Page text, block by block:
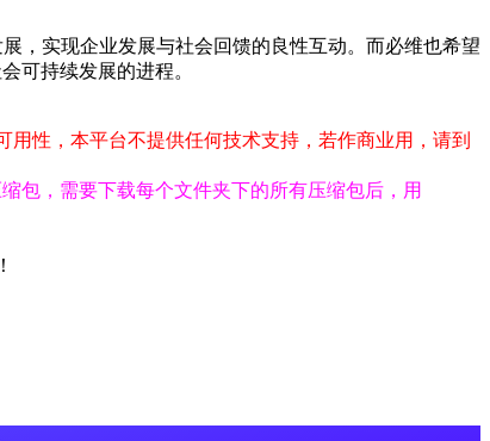
，实现企业发展与社会回馈的良性互动。而必维也希望
可持续发展的进程。
性，本平台不提供任何技术支持，若作商业用，请到
包，需要下载每个文件夹下的所有压缩包后，用